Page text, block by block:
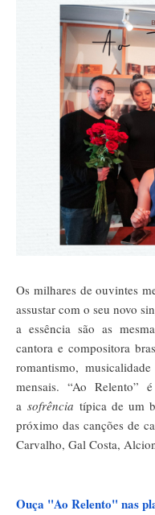
Os milhares de ouvintes
assustar com o seu novo
a essência são as
cantora e compositora
romantismo,
mensais. “Ao Relento”
a sofrência típica de um
próximo das canções de
Carvalho, Gal Costa,
Ouça "Ao Relento" nas